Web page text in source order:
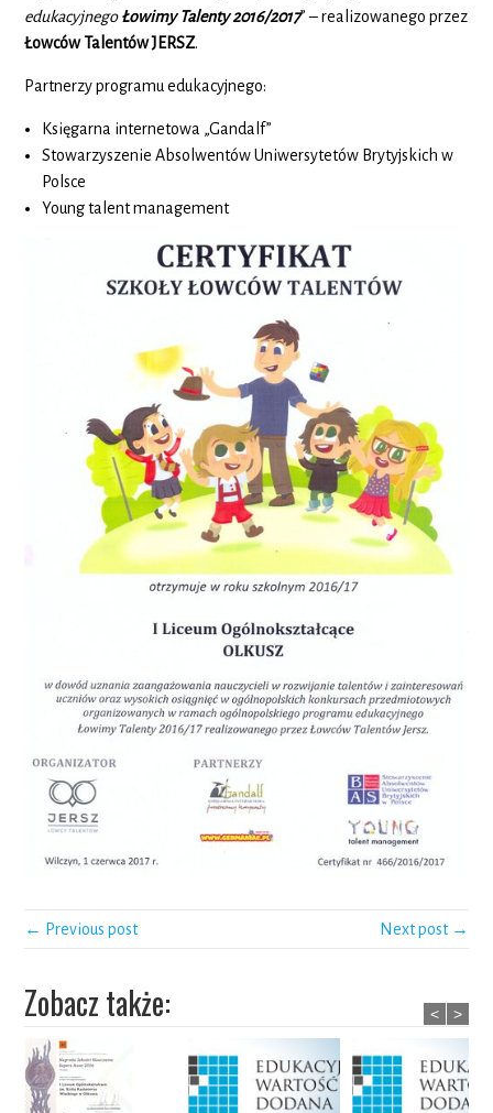
edukacyjnegoŁowimy Talenty 2016/2017” – realizowanego przez
Łowców Talentów JERSZ.
Partnerzy programu edukacyjnego:
Księgarna internetowa „Gandalf”
Stowarzyszenie Absolwentów Uniwersytetów Brytyjskich w
Polsce
Young talent management
← Previous post Next post →
Zobacz także: < >